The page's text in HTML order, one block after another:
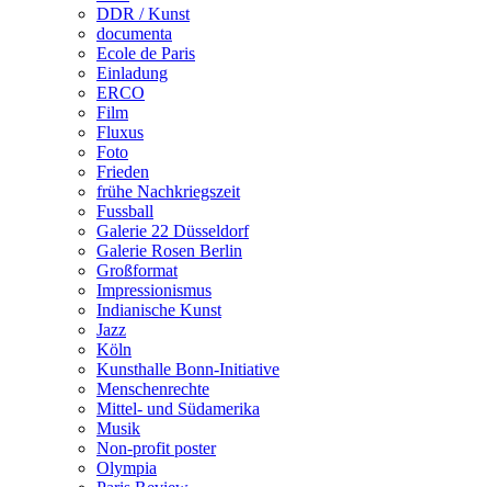
DDR / Kunst
documenta
Ecole de Paris
Einladung
ERCO
Film
Fluxus
Foto
Frieden
frühe Nachkriegszeit
Fussball
Galerie 22 Düsseldorf
Galerie Rosen Berlin
Großformat
Impressionismus
Indianische Kunst
Jazz
Köln
Kunsthalle Bonn-Initiative
Menschenrechte
Mittel- und Südamerika
Musik
Non-profit poster
Olympia